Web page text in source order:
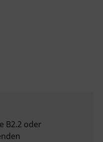
B2.2 oder